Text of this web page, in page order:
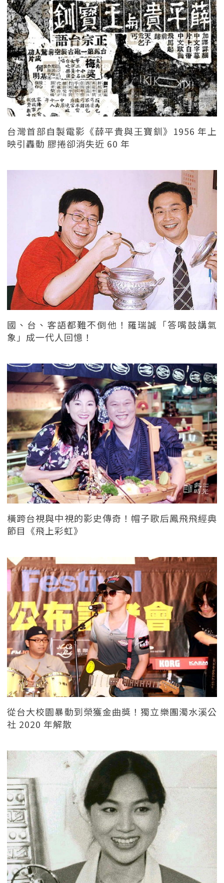
台灣首部自製電影《薛平貴與王寶釧》1956 年上
映引轟動 膠捲卻消失近 60 年
國、台、客語都難不倒他！羅瑞誠「答嘴鼓講氣
象」成一代人回憶！
橫跨台視與中視的影史傳奇！帽子歌后鳳飛飛經典
節目《飛上彩虹》
從台大校園暴動到榮獲金曲獎！獨立樂團濁水溪公
社 2020 年解散